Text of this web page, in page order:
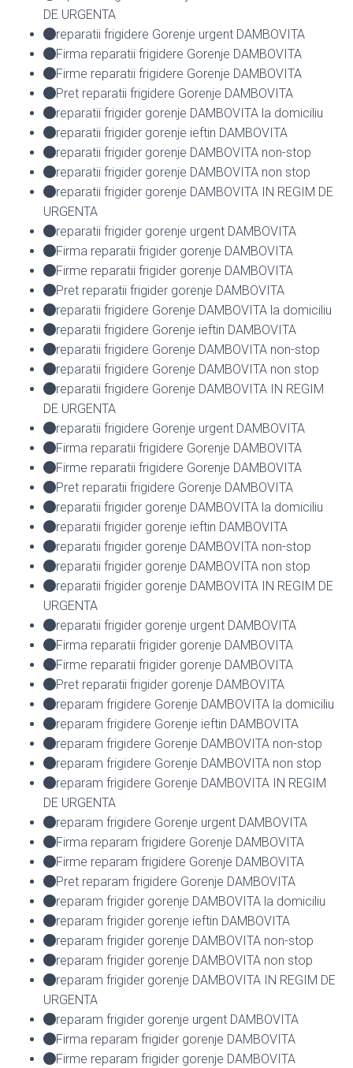
DE URGENTA
reparatii frigidere Gorenje urgent DAMBOVITA
Firma reparatii frigidere Gorenje DAMBOVITA
Firme reparatii frigidere Gorenje DAMBOVITA
Pret reparatii frigidere Gorenje DAMBOVITA
reparatii frigider gorenje DAMBOVITA la domiciliu
reparatii frigider gorenje ieftin DAMBOVITA
reparatii frigider gorenje DAMBOVITA non-stop
reparatii frigider gorenje DAMBOVITA non stop
reparatii frigider gorenje DAMBOVITA IN REGIM DE
URGENTA
reparatii frigider gorenje urgent DAMBOVITA
Firma reparatii frigider gorenje DAMBOVITA
Firme reparatii frigider gorenje DAMBOVITA
Pret reparatii frigider gorenje DAMBOVITA
reparatii frigidere Gorenje DAMBOVITA la domiciliu
reparatii frigidere Gorenje ieftin DAMBOVITA
reparatii frigidere Gorenje DAMBOVITA non-stop
reparatii frigidere Gorenje DAMBOVITA non stop
reparatii frigidere Gorenje DAMBOVITA IN REGIM
DE URGENTA
reparatii frigidere Gorenje urgent DAMBOVITA
Firma reparatii frigidere Gorenje DAMBOVITA
Firme reparatii frigidere Gorenje DAMBOVITA
Pret reparatii frigidere Gorenje DAMBOVITA
reparatii frigider gorenje DAMBOVITA la domiciliu
reparatii frigider gorenje ieftin DAMBOVITA
reparatii frigider gorenje DAMBOVITA non-stop
reparatii frigider gorenje DAMBOVITA non stop
reparatii frigider gorenje DAMBOVITA IN REGIM DE
URGENTA
reparatii frigider gorenje urgent DAMBOVITA
Firma reparatii frigider gorenje DAMBOVITA
Firme reparatii frigider gorenje DAMBOVITA
Pret reparatii frigider gorenje DAMBOVITA
reparam frigidere Gorenje DAMBOVITA la domiciliu
reparam frigidere Gorenje ieftin DAMBOVITA
reparam frigidere Gorenje DAMBOVITA non-stop
reparam frigidere Gorenje DAMBOVITA non stop
reparam frigidere Gorenje DAMBOVITA IN REGIM
DE URGENTA
reparam frigidere Gorenje urgent DAMBOVITA
Firma reparam frigidere Gorenje DAMBOVITA
Firme reparam frigidere Gorenje DAMBOVITA
Pret reparam frigidere Gorenje DAMBOVITA
reparam frigider gorenje DAMBOVITA la domiciliu
reparam frigider gorenje ieftin DAMBOVITA
reparam frigider gorenje DAMBOVITA non-stop
reparam frigider gorenje DAMBOVITA non stop
reparam frigider gorenje DAMBOVITA IN REGIM DE
URGENTA
reparam frigider gorenje urgent DAMBOVITA
Firma reparam frigider gorenje DAMBOVITA
Firme reparam frigider gorenje DAMBOVITA